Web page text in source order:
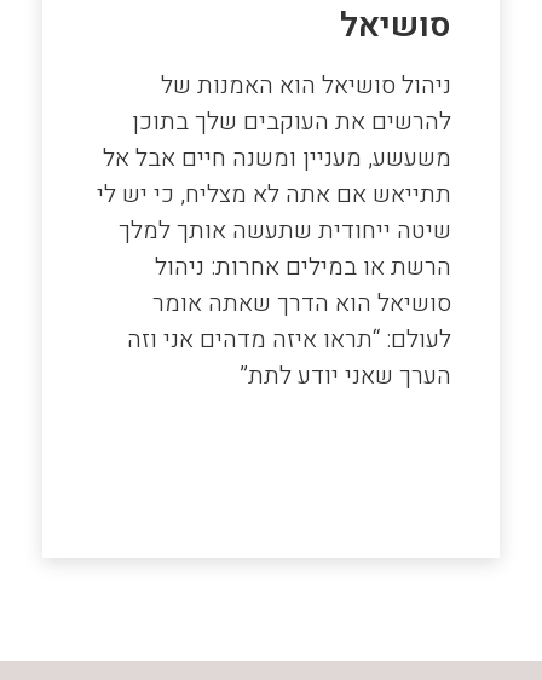
סושיאל
ניהול סושיאל הוא האמנות של
להרשים את העוקבים שלך בתוכן
משעשע, מעניין ומשנה חיים אבל אל
תתייאש אם אתה לא מצליח, כי יש לי
שיטה ייחודית שתעשה אותך למלך
הרשת או במילים אחרות: ניהול
סושיאל הוא הדרך שאתה אומר
לעולם: “תראו איזה מדהים אני וזה
הערך שאני יודע לתת”